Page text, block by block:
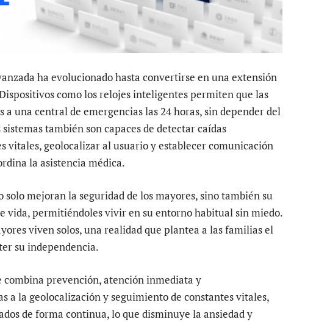
ha evolucionado hasta convertirse en una extensión
como los relojes inteligentes permiten que las
a una central de emergencias las 24 horas, sin depender del
también son capaces de detectar caídas
vitales, geolocalizar al usuario y establecer comunicación
la asistencia médica.
solo mejoran la seguridad de los mayores, sino también su
vida, permitiéndoles vivir en su entorno habitual sin miedo.
viven solos, una realidad que plantea a las familias el
su independencia.
combina prevención, atención inmediata y
a la geolocalización y seguimiento de constantes vitales,
de forma continua, lo que disminuye la ansiedad y